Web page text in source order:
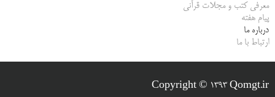
معرفی کتب و مجلات قرآنی
پیام هفته
درباره ما
ارتباط با ما
Copyright © 1393 Qomgt.ir